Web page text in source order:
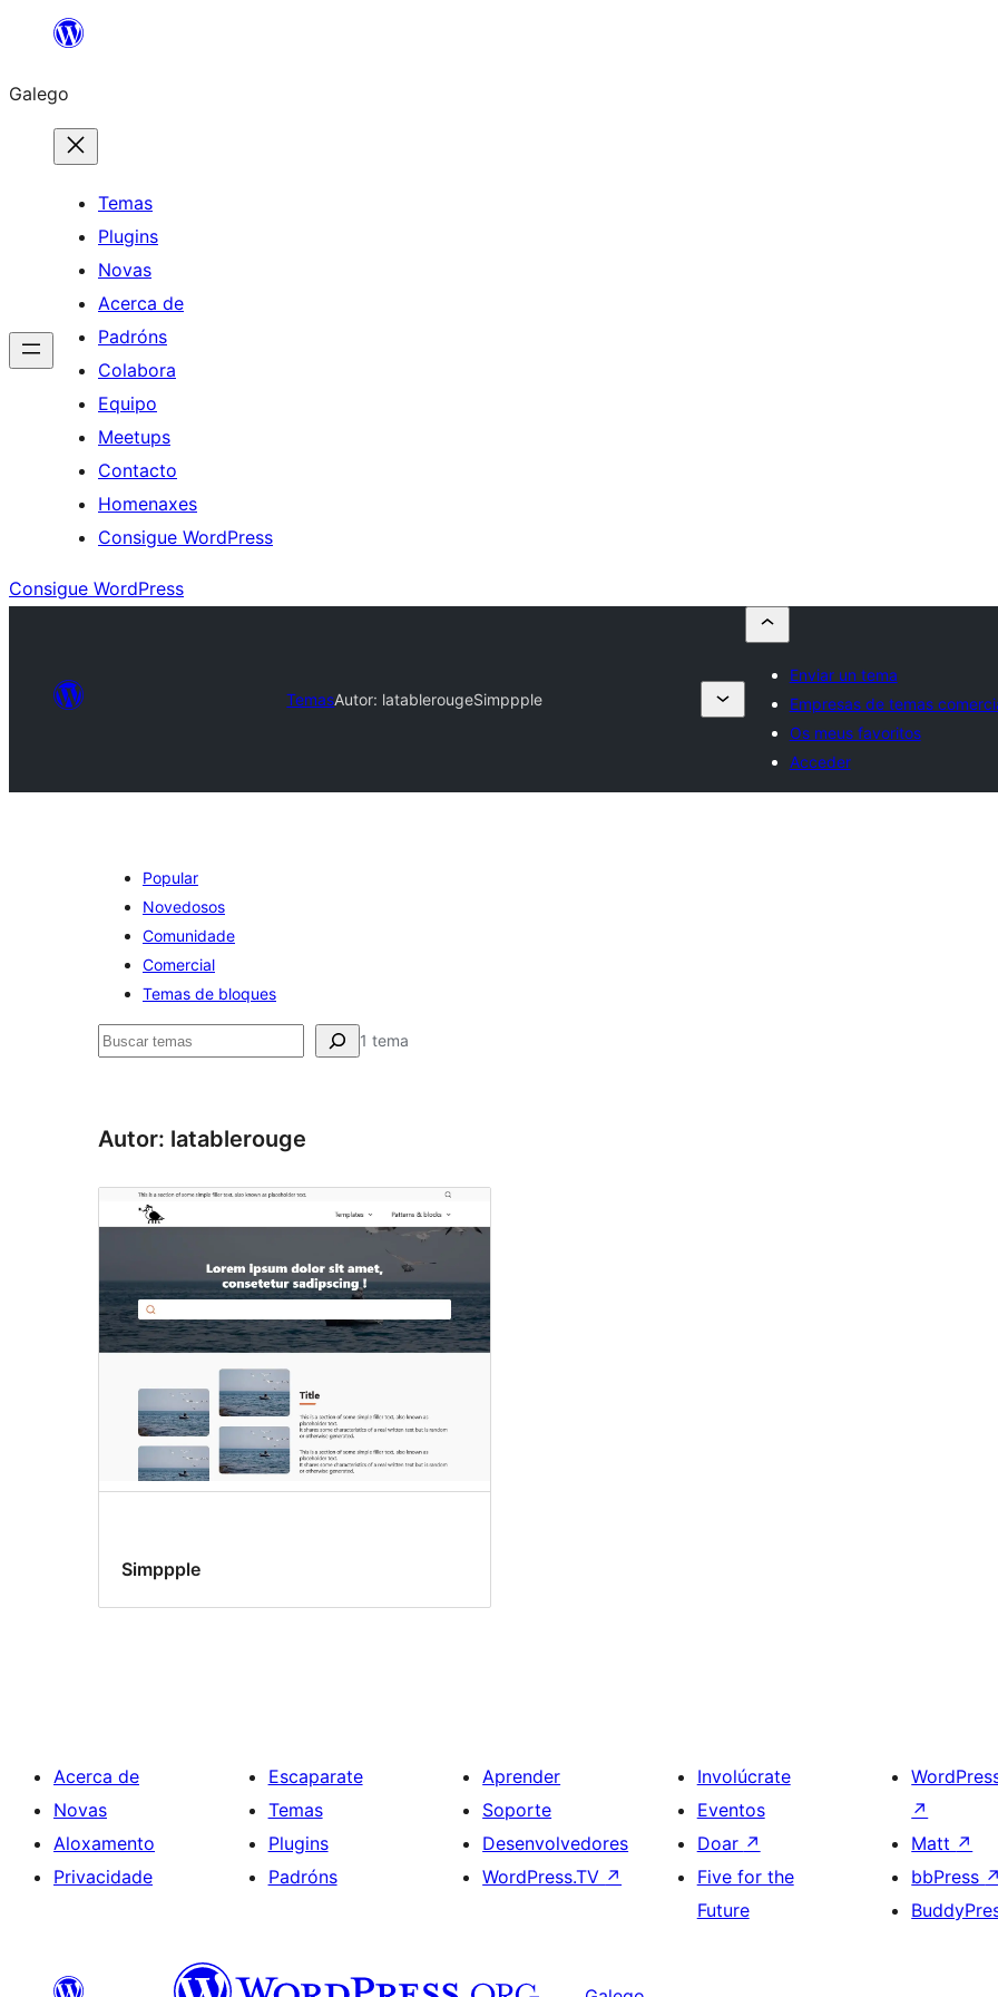
Saltar
contido
Galego
Temas
Plugins
Novas
Acerca de
Padróns
Colabora
Equipo
Meetups
Contacto
Homenaxes
Consigue WordPress
Consigue WordPress
TemasAutor: latablerougeSimppple
Enviar un tema
Empresas de temas
Os meus favoritos
Acceder
Popular
Novedosos
Comunidade
Comercial
Temas de bloques
Buscar 1 tema
Autor: latablerouge
Simppple
Acerca de
Novas
Aloxamento
Privacidade
Escaparate
Temas
Plugins
Padróns
Aprender
Soporte
Desenvolvedores
WordPress.TV ↗
Involúcrate
Eventos
Doar ↗
Five for the
Future
↗
Matt ↗
bbPress ↗